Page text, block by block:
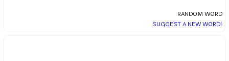
RANDOM WORD
SUGGEST A NEW WORD!